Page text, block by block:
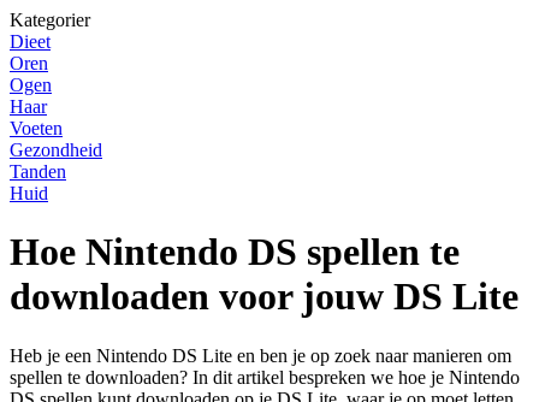
Kategorier
Dieet
Oren
Ogen
Haar
Voeten
Gezondheid
Tanden
Huid
Hoe Nintendo DS spellen te
downloaden voor jouw DS Lite
Heb je een Nintendo DS Lite en ben je op zoek naar manieren om
spellen te downloaden? In dit artikel bespreken we hoe je Nintendo